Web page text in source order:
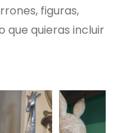
figuras,
quieras incluir